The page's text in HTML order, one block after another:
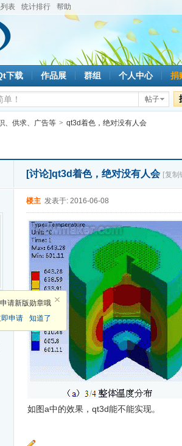
表 统计排行 帮助
下载 作品展 群组 个人中心 捐
帖子
、供求、广告等 > qt3d着色，绝对没有人会
[讨论]qt3d着色，绝对没有人会 [复制
请新版勋章哦
申请
知道了
楼主 发表于: 2016-06-08
如图a中的效果，qt3d能不能实现。